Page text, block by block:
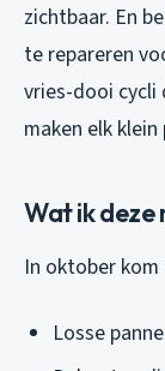
zichtbaar. En
te repareren
vries-dooi cycli
maken elk
Wat ik deze
In oktober
Losse